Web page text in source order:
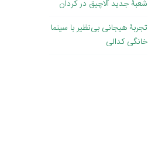
شعبۀ جدید آلاچیق در کردان
تجربۀ هیجانی بی‌نظیر با سینما
خانگی کدالی